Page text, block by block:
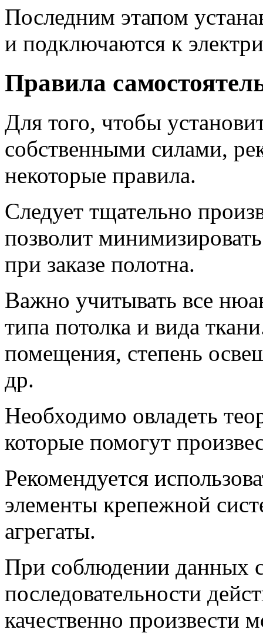
Последним этапом
и подключаются к
Правила
Для того, чтобы
собственными силами,
некоторые правила.
Следует тщательно
позволит
при заказе полотна.
Важно учитывать все
типа потолка и вида
помещения, степень
др.
Необходимо овладеть
которые помогут
Рекомендуется
элементы крепежной
агрегаты.
При соблюдении данных
последовательности
качественно произвести